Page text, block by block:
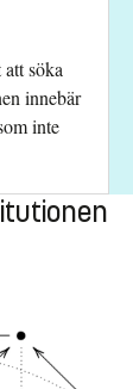
söka
innebär
inte